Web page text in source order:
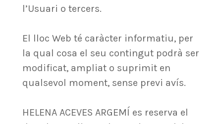
l’Usuari o tercers.
El lloc Web té caràcter informatiu, per
la qual cosa el seu contingut podrà ser
modificat, ampliat o suprimit en
qualsevol moment, sense previ avís.
HELENA ACEVES ARGEMÍ es reserva el